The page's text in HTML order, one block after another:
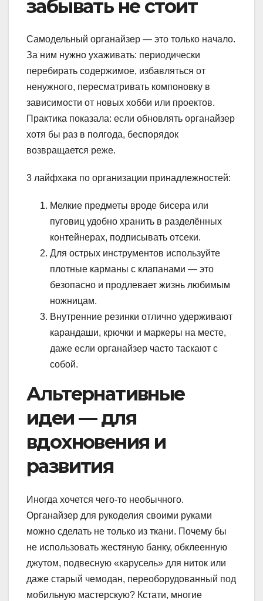
забывать не стоит
Самодельный органайзер — это только начало.
За ним нужно ухаживать: периодически
перебирать содержимое, избавляться от
ненужного, пересматривать компоновку в
зависимости от новых хобби или проектов.
Практика показала: если обновлять органайзер
хотя бы раз в полгода, беспорядок
возвращается реже.
3 лайфхака по организации принадлежностей:
Мелкие предметы вроде бисера или
пуговиц удобно хранить в разделённых
контейнерах, подписывать отсеки.
Для острых инструментов используйте
плотные карманы с клапанами — это
безопасно и продлевает жизнь любимым
ножницам.
Внутренние резинки отлично удерживают
карандаши, крючки и маркеры на месте,
даже если органайзер часто таскают с
собой.
Альтернативные
идеи — для
вдохновения и
развития
Иногда хочется чего-то необычного.
Органайзер для рукоделия своими руками
можно сделать не только из ткани. Почему бы
не использовать жестяную банку, обклеенную
джутом, подвесную «карусель» для ниток или
даже старый чемодан, переоборудованный под
мобильную мастерскую? Кстати, многие